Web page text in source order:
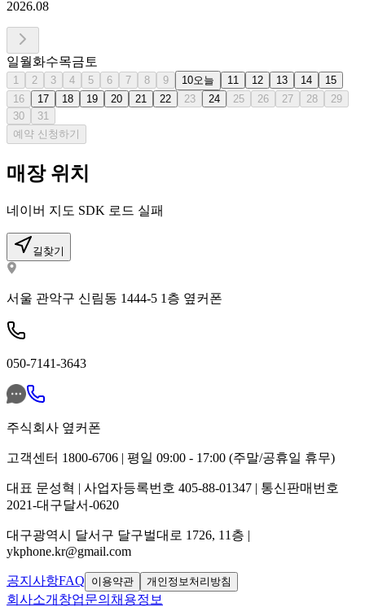
2026.08
일월화수목금 토
1 2 3 4 5 6 7 8 9 10오늘 11 12 13 14
15
16
17 18 19 20 21 22 23 24 25 26 27 28
29
30
31
예약 신청하기
매장 위치
네이버 지도 SDK 로드 실패
길찾기
서울 관악구 신림동 1444-5 1층 옆커폰
050-7141-3643
주식회사 옆커폰
고객센터 1800-6706 | 평일 09:00 - 17:00 (주말/공휴일 휴무)
대표 문성혁 | 사업자등록번호 405-88-01347 | 통신판매번호
2021-대구달서-0620
대구광역시 달서구 달구벌대로 1726, 11층 |
ykphone.kr@gmail.com
공지사항FAQ 이용약관 개인정보처리방침
회사소개 창업문의 채용정보